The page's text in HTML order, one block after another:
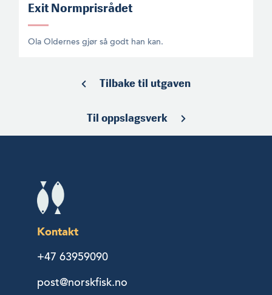
Exit Normprisrådet
Ola Oldernes gjør så godt han kan.
Tilbake til utgaven
Til oppslagsverk
Kontakt
+47 63959090
post@norskfisk.no